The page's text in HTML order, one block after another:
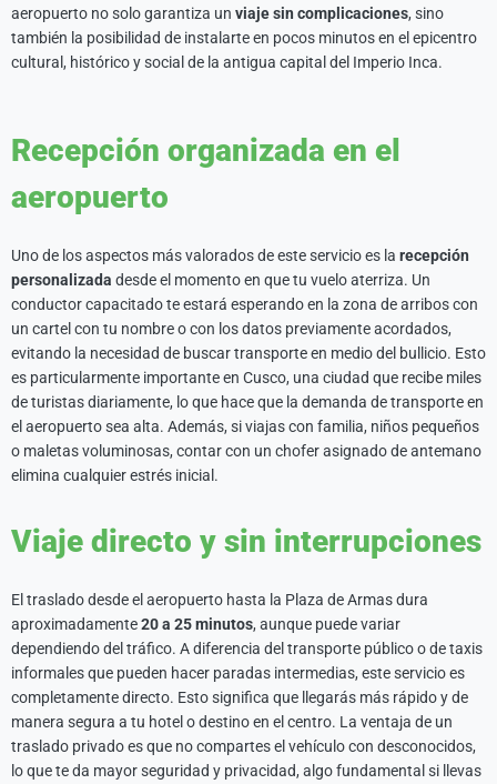
aeropuerto no solo garantiza un viaje sin complicaciones, sino
también la posibilidad de instalarte en pocos minutos en el epicentro
cultural, histórico y social de la antigua capital del Imperio Inca.
Recepción organizada en el
aeropuerto
Uno de los aspectos más valorados de este servicio es la recepción
personalizada desde el momento en que tu vuelo aterriza. Un
conductor capacitado te estará esperando en la zona de arribos con
un cartel con tu nombre o con los datos previamente acordados,
evitando la necesidad de buscar transporte en medio del bullicio. Esto
es particularmente importante en Cusco, una ciudad que recibe miles
de turistas diariamente, lo que hace que la demanda de transporte en
el aeropuerto sea alta. Además, si viajas con familia, niños pequeños
o maletas voluminosas, contar con un chofer asignado de antemano
elimina cualquier estrés inicial.
Viaje directo y sin interrupciones
El traslado desde el aeropuerto hasta la Plaza de Armas dura
aproximadamente20 a 25 minutos, aunque puede variar
dependiendo del tráfico. A diferencia del transporte público o de taxis
informales que pueden hacer paradas intermedias, este servicio es
completamente directo. Esto significa que llegarás más rápido y de
manera segura a tu hotel o destino en el centro. La ventaja de un
traslado privado es que no compartes el vehículo con desconocidos,
lo que te da mayor seguridad y privacidad, algo fundamental si llevas